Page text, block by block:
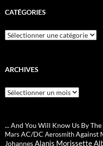
CATÉGORIES
Catégories
ARCHIVES
Archives
... And You Will Know Us By
Mars AC/DC AerosmithAgainst
JohannesAlanis Morissette